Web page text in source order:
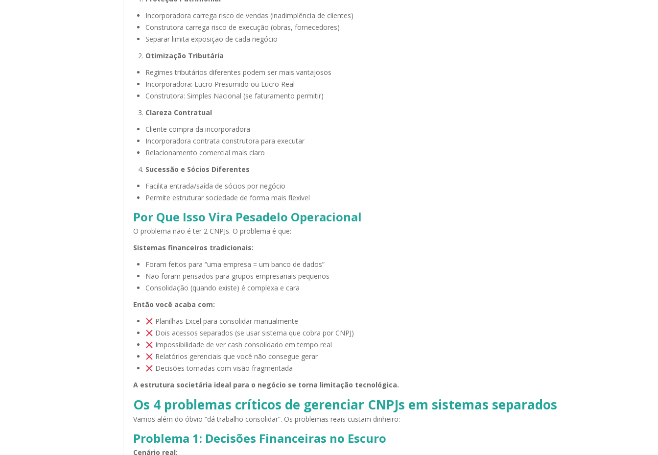
Incorporadora carrega risco de vendas (inadimplência de clientes)
Construtora carrega risco de execução (obras, fornecedores)
Separar limita exposição de cada negócio
Otimização Tributária
Regimes tributários diferentes podem ser mais vantajosos
Incorporadora: Lucro Presumido ou Lucro Real
Construtora: Simples Nacional (se faturamento permitir)
Clareza Contratual
Cliente compra da incorporadora
Incorporadora contrata construtora para executar
Relacionamento comercial mais claro
Sucessão e Sócios Diferentes
Facilita entrada/saída de sócios por negócio
Permite estruturar sociedade de forma mais flexível
Por Que Isso Vira Pesadelo Operacional
O problema não é ter 2 CNPJs. O problema é que:
Sistemas financeiros tradicionais:
Foram feitos para “uma empresa = um banco de dados”
Não foram pensados para grupos empresariais pequenos
Consolidação (quando existe) é complexa e cara
Então você acaba com:
Planilhas Excel para consolidar manualmente
Dois acessos separados (se usar sistema que cobra por CNPJ)
Impossibilidade de ver cash consolidado em tempo real
Relatórios gerenciais que você não consegue gerar
Decisões tomadas com visão fragmentada
A estrutura societária ideal para o negócio se torna limitação tecnológica.
Os 4 problemas críticos de gerenciar CNPJs em sistemas separados
Vamos além do óbvio “dá trabalho consolidar”. Os problemas reais custam dinheiro:
Problema 1: Decisões Financeiras no Escuro
Cenário real: